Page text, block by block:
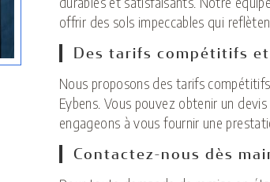
offrir des sols impeccables qui
Des tarifs compétitifs
Nous proposons des tarifs
Eybens. Vous pouvez obtenir un
engageons à vous fournir une
Contactez-nous dès